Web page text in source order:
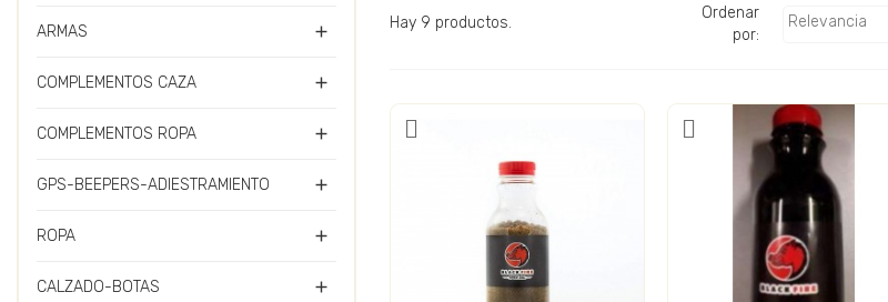
ARMAS 
COMPLEMENTOS CAZA 
COMPLEMENTOS ROPA 
GPS-BEEPERS-ADIESTRAMIENTO 
ROPA 
CALZADO-BOTAS 
Hay 9 productos.
Ordenar
por:
Relevancia